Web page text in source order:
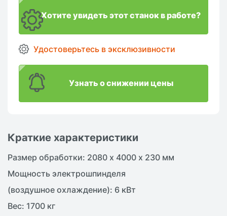
Краткие характеристики
Размер обработки: 2080 х 4000 х 230 мм
Мощность электрошпинделя
(воздушное охлаждение): 6 кВт
Вес: 1700 кг
Хотите увидеть этот станок в работе?
Удостоверьтесь в эксклюзивности
Узнать о снижении цены